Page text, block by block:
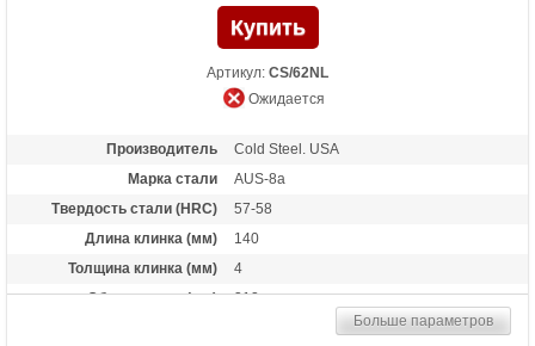
Артикул: CS/62NL
Ожидается
Производитель
Cold Steel. USA
Марка стали
AUS-8a
Твердость стали (HRC)
57-58
Длина клинка (мм)
140
Толщина клинка (мм)
4
Общая длина (мм)
312
Больше параметров